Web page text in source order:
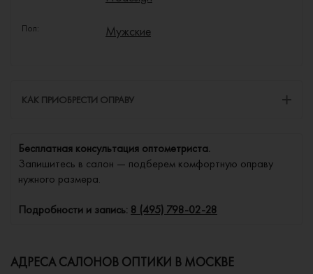
Пол: Мужские
КАК ПРИОБРЕСТИ ОПРАВУ
Бесплатная консультация оптометриста.
Запишитесь в салон — подберем комфортную оправу
нужного размера.
Подробности и запись: 8 (495) 798-02-28
АДРЕСА САЛОНОВ ОПТИКИ В МОСКВЕ